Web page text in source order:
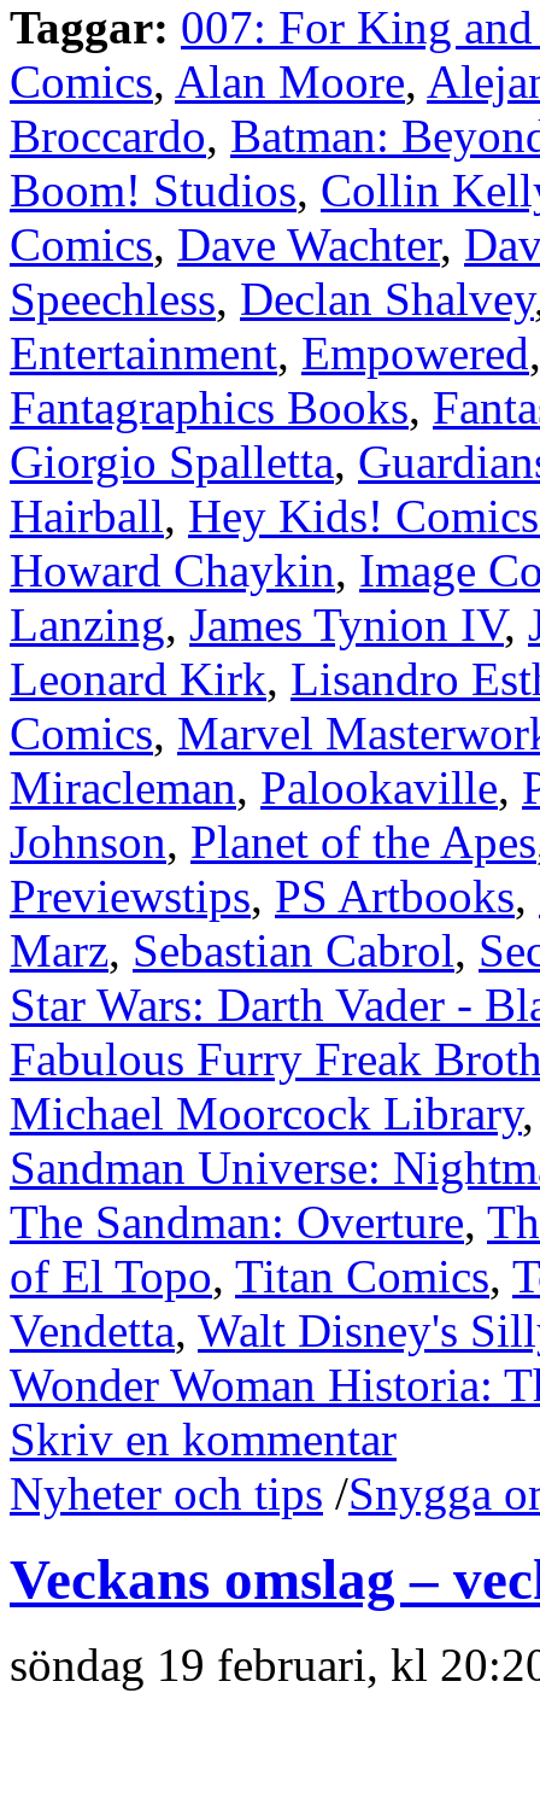
Taggar: 007: For King
Comics, Alan Moore,
Broccardo, Batman:
Boom! Studios, Collin
Comics, Dave Wachter,
Speechless, Declan Shalvey
Entertainment, Empowered
Fantagraphics Books,
Giorgio Spalletta,
Hairball, Hey Kids!
Howard Chaykin, Image
Lanzing, James Tynion IV,
Leonard Kirk, Lisandro
Comics, Marvel
Miracleman, Palookaville,
Johnson, Planet of the Apes
Previewstips, PS Artbooks,
Marz, Sebastian Cabrol,
Star Wars: Darth Vader -
Fabulous Furry Freak
Michael Moorcock Library
Sandman Universe:
The Sandman: Overture,
of El Topo, Titan Comics,
Vendetta, Walt Disney's
Wonder Woman Historia:
Skriv en kommentar
Nyheter och tips /Snygga
Veckans omslag –
söndag 19 februari, kl